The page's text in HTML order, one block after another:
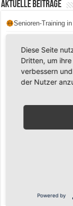
Aktuelle Beiträge
Senioren-Training
Team LOCO
Reise nach Berlin –
unterwegs 18. Juni
Historischer Triumph
Mission
Finale, Teil 2: Alle ins
Diese Seite
Dritten, um
verbessern
der Nutzer
Powered by